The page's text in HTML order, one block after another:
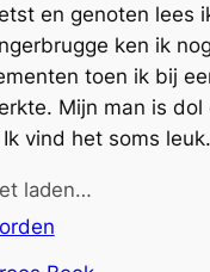
en genoten lees
ken ik
toen ik bij
Mijn man is dol
vind het soms leuk.
laden…